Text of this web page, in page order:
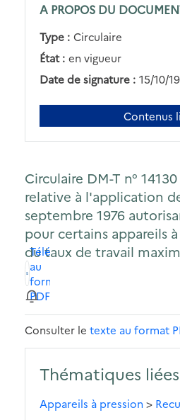
A PROPOS DU
Type : Circulaire
État : en vigueur
Date de signature : 15/10/
Contenus
Circulaire DM-T n°
relative à l'application
septembre 1976
pour certains appareils
du taux de travail
Télécharger
au
format
PDF
Consulter le texte au format
Thématiques liées
Appareils à pression >